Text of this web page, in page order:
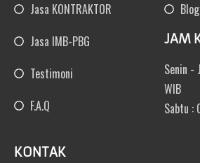
Jasa KONTRAKTOR
Jasa IMB-PBG
Testimoni
F.A.Q
Blog
JAM
Senin -
WIB
Sabtu :
KONTAK